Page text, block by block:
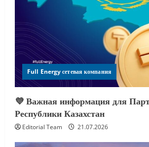
Full Energy сетевая компания
💜 Важная информация для
Республики Казахстан
Editorial Team 21.07.2026